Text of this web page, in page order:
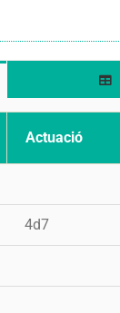
Actuació
4d7